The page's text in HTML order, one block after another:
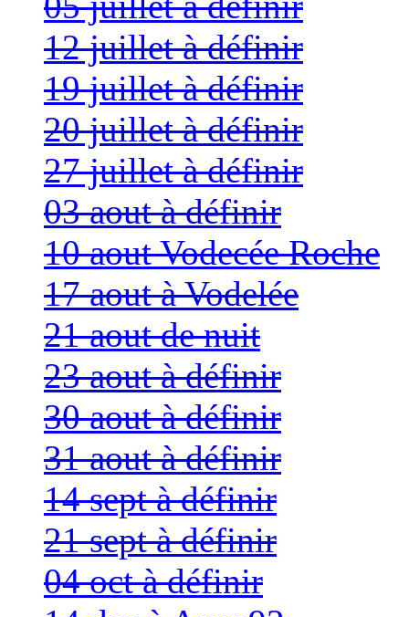
12 juillet à définir
19 juillet à définir
20 juillet à définir
27 juillet à définir
03 aout à définir
10 aout Vodecée Roche
17 aout à Vodelée
21 aout de nuit
23 aout à définir
30 aout à définir
31 aout à définir
14 sept à définir
21 sept à définir
04 oct à définir